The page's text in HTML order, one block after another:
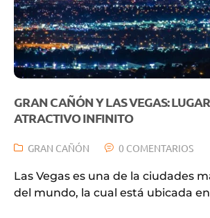
GRAN CAÑÓN Y LAS VEGAS:
ATRACTIVO INFINITO
GRAN CAÑÓN 0 COMENTARIOS
Las Vegas es una de la ciudades
del mundo, la cual está ubicada